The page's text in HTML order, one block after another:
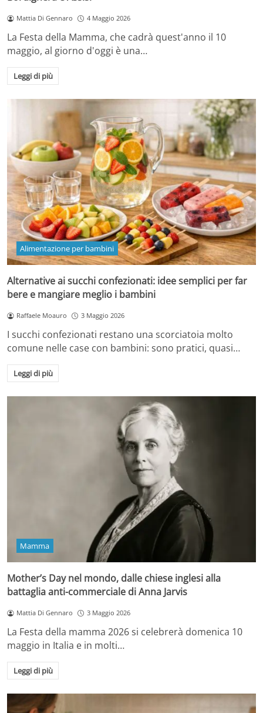
Mattia Di Gennaro 4 Maggio 2026
La Festa della Mamma, che cadrà quest'anno il 10
maggio, al giorno d'oggi è una…
Leggi di più
Alimentazione per bambini
Alternative ai succhi confezionati: idee semplici per far
bere e mangiare meglio i bambini
Raffaele Moauro 3 Maggio 2026
I succhi confezionati restano una scorciatoia molto
comune nelle case con bambini: sono pratici, quasi…
Leggi di più
Mamma
Mother’s Day nel mondo, dalle chiese inglesi alla
battaglia anti-commerciale di Anna Jarvis
Mattia Di Gennaro 3 Maggio 2026
La Festa della mamma 2026 si celebrerà domenica 10
maggio in Italia e in molti…
Leggi di più